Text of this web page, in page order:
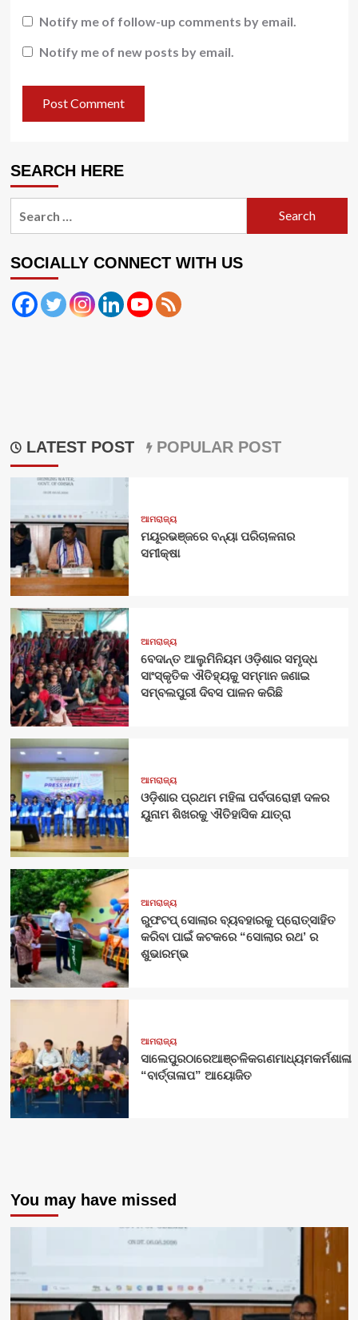
Notify me of follow-up comments by email.
Notify me of new posts by email.
SEARCH HERE
SOCIALLY CONNECT WITH US
LATEST POST POPULAR POST
ଆମରାଜ୍ୟ
ମୟୂରଭଞ୍ଜରେ ବନ୍ୟା ପରିଚାଳନାର
ସମୀକ୍ଷା
ଆମରାଜ୍ୟ
ବେଦାନ୍ତ ଆଲୁମିନିୟମ ଓଡ଼ିଶାର ସମୃଦ୍ଧ
ସାଂସ୍କୃତିକ ଐତିହ୍ୟକୁ ସମ୍ମାନ ଜଣାଇ
ସମ୍ବଲପୁରୀ ଦିବସ ପାଳନ କରିଛି
ଆମରାଜ୍ୟ
ଓଡ଼ିଶାର ପ୍ରଥମ ମହିଳା ପର୍ବତାରୋହୀ ଦଳର
ୟୁନାମ ଶିଖରକୁ ଐତିହାସିକ ଯାତ୍ରା
ଆମରାଜ୍ୟ
ରୁଫଟପ୍ ସୋଲାର ବ୍ୟବହାରକୁ ପ୍ରୋତ୍ସାହିତ
କରିବା ପାଇଁ କଟକରେ “ସୋଲାର ରଥ’ ର
ଶୁଭାରମ୍ଭ
ଆମରାଜ୍ୟ
ସାଲେପୁରଠାରେଆଞ୍ଚଳିକଗଣମାଧ୍ୟମକର୍ମଶାଳା
“ବାର୍ତ୍ତାଳାପ” ଆୟୋଜିତ
You may have missed